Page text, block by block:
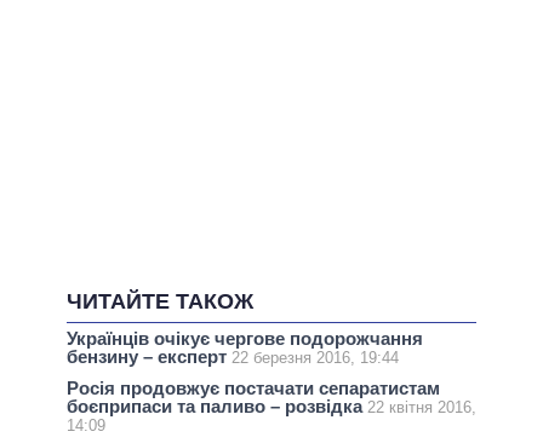
ЧИТАЙТЕ ТАКОЖ
Українців очікує чергове подорожчання
бензину – експерт 22 березня 2016, 19:44
Росія продовжує постачати сепаратистам
боєприпаси та паливо – розвідка 22 квітня 2016,
14:09